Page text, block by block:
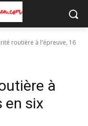
routière à l'épreuve, 16
à
en six